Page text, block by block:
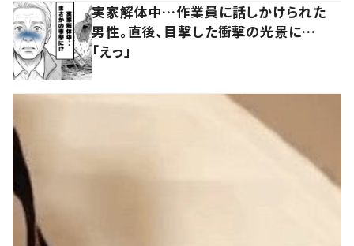
実家解体中…作業員に話しかけられた
男性。直後、目撃した衝撃の光景に…
「えっ」